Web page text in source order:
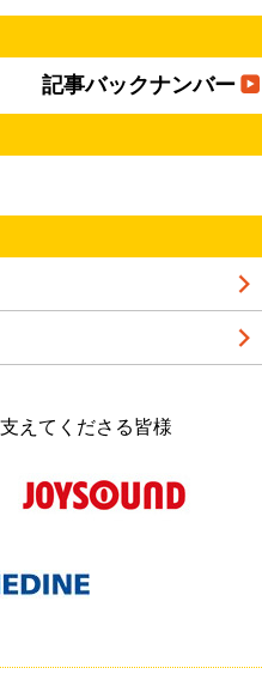
記事バックナンバー
えてくださる皆様